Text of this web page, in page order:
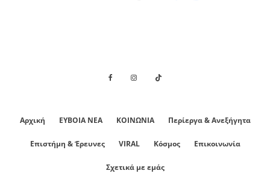
Αρχική ΕΥΒΟΙΑ ΝΕΑ ΚΟΙΝΩΝΙΑ Περίεργα & Ανεξήγητα
Επιστήμη & Έρευνες VIRAL Κόσμος Επικοινωνία
Σχετικά με εμάς